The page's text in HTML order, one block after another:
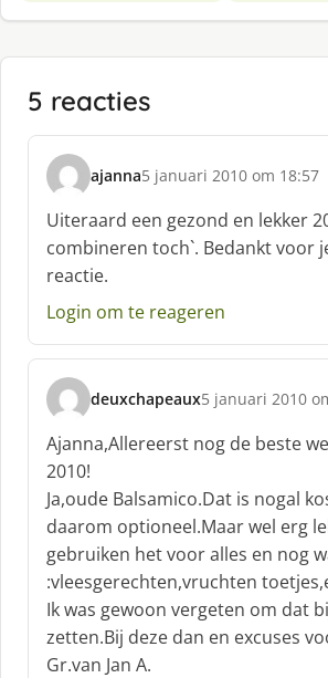
5 reacties
ajanna
s
c
h
r
e
e
:
5 januari 2010 om 18:57
Uiteraard een gezond en lekker
combineren toch`. Bedankt voor
reactie.
Login om te reageren
deuxchapeaux
s
c
h
r
e
e
f
5 januari 2010
Ajanna,Allereerst nog de beste
2010!
Ja,oude Balsamico.Dat is nogal
daarom optioneel.Maar wel erg
gebruiken het voor alles en nog
:vleesgerechten,vruchten
Ik was gewoon vergeten om dat
zetten.Bij deze dan en excuses
Gr.van Jan A.